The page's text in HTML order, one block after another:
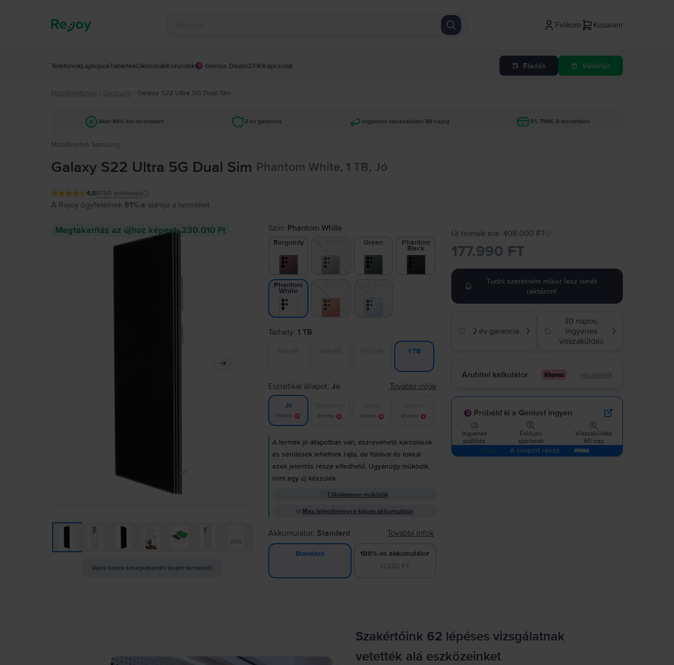
Fiókom Kosaram
TelefonokLaptopokTabletekOkosórákKonzolok Genius DealsGYIKKapcsolat Eladás Vásárlás
Mobiltelefonok / Samsung / Galaxy S22 Ultra 5G Dual Sim
Akár 40%-kal olcsóbban 2 év garancia Ingyenes visszaküldés 30 napig 0% THM, 3 részletben
Mobiltelefon Samsung
Galaxy S22 Ultra 5G Dual Sim Phantom White, 1 TB, Jó
4.89750 értékelés
A Rejoy ügyfeleinek 91%-a ajánlja a terméket
Megtakarítás az újhoz képest: 230.010 Ft
Valós képek a megvásárolni kívánt termékről.
Szín: Phantom White
Burgundy Green Phantom
Black
Phantom
White
Tárhely: 1 TB
1 TB
Esztétikai állapot:Jó További infók
Jó
Értesítés Értesítés Értesítés Értesítés
A termék jó állapotban van; észrevehető karcolások
és sérülések lehetnek rajta, de fóliával és tokkal
ezek jelentős része elfedhető. Ugyanúgy működik,
mint egy új készülék.
Tökéletesen működik
Max teljesítményre képes akkumulátor
Akkumulátor: Standard További infók
Standard
100%-os akkumulátor
17.220 FT
Új termék ára: 408.000 FT
177.990 FT
Tudni szeretném mikor lesz ismét
raktáron!
2 év garancia ❯
30 napos,
ingyenes
visszaküldés
❯
Áruhitel kalkulátor részletek
Próbáld ki a Geniust ingyen
Ingyenes
szállítás
Exkluzív
ajánlatok
Visszaküldés
60 nap
A csoport része
Szakértőink 62 lépéses vizsgálatnak
vetették alá eszközeinket